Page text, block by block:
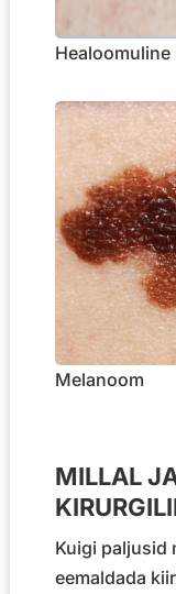
Melanoom
MILLAL
Kuigi paljusid
eemaldada